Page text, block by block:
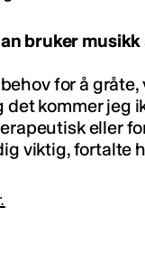
bruker musikk
for å
det kommer jeg
eller
viktig, fortalte